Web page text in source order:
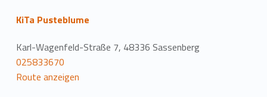
KiTa Pusteblume
Karl-Wagenfeld-Straße 7, 48336 Sassenberg
025833670
Route anzeigen